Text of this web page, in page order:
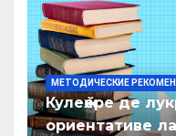
МЕТОДИЧЕСКИЕ
Кулеӂере де
ориентативе